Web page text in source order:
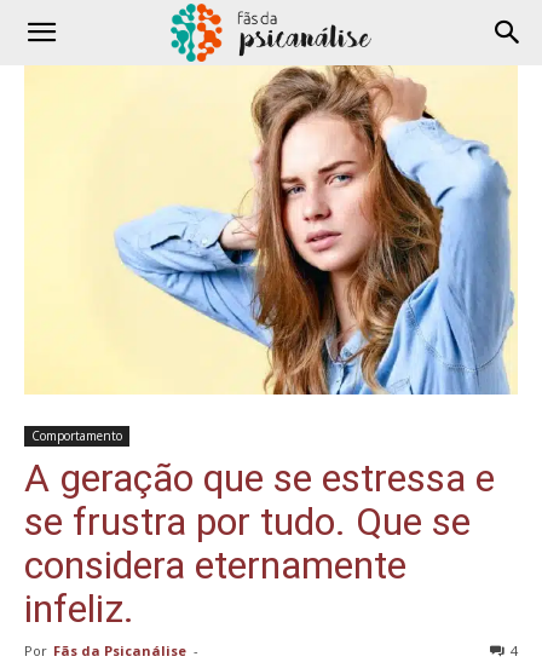
Comportamento
A geração que se estressa e
se frustra por tudo. Que se
considera eternamente
infeliz.
Por Fãs da Psicanálise - 4